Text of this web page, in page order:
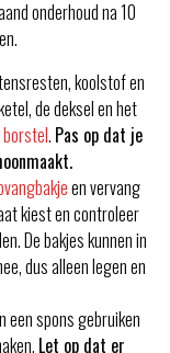
onderhoud na 10
koolstof en
de deksel en het
borstel. Pas op dat je
en vervang
kiest en controleer
De bakjes kunnen in
dus alleen legen en
een spons gebruiken
Let op dat er